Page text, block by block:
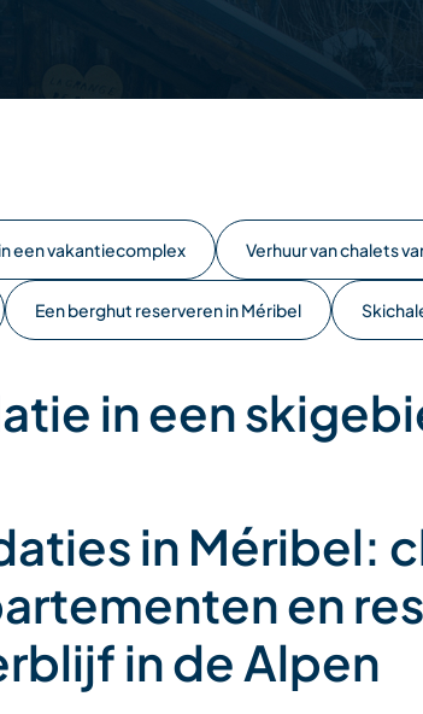
een vakantiecomplex Verhuur van chalets
Een berghut reserveren in Méribel
in een
in Méribel:
en
in de Alpen